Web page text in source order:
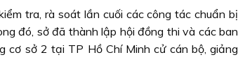
tra, rà soát lần cuối các công tác chuẩn bị
đó, sở đã thành lập hội đồng thi và các ban
cơ sở 2 tại TP Hồ Chí Minh cử cán bộ, giảng